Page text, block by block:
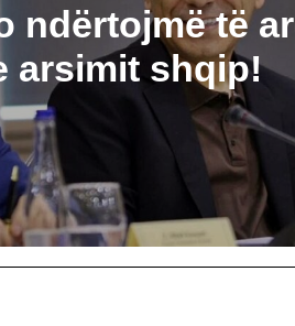
ndërtojmë të
arsimit shqip!